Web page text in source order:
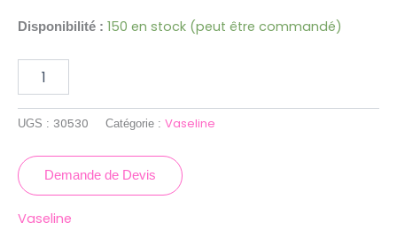
Disponibilité : 150 en stock (peut être commandé)
UGS : 30530 Catégorie : Vaseline
Demande de Devis
Vaseline